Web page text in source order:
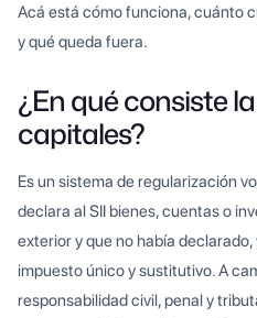
Acá está cómo funciona, cuánto
y qué queda fuera.
¿En qué consiste
capitales?
Es un sistema de regularización
declara al SII bienes, cuentas o
exterior y que no había
impuesto único y sustitutivo. A
responsabilidad civil, penal y